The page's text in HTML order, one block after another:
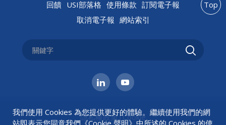
回饋 USI部落格 使用條款 訂閱電子報
取消電子報 網站索引
隱私權政策 |Cookie
Top
我們使用 Cookies 為您提供更好的體驗。繼續使用我們的網
站即表示您同意我們《Cookie 聲明》中所述的 Cookies 的使